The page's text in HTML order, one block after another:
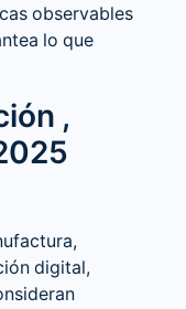
observables
lo que
,
digital,